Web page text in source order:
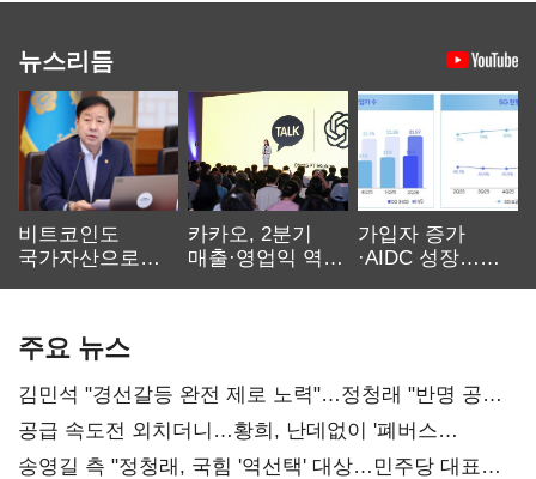
뉴스리듬
비트코인도
국가자산으로…'
카카오, 2분기
매출·영업익 역대
가입자 증가
·AIDC 성장…
주요 뉴스
김민석 "경선갈등 완전 제로 노력"…정청래 "반명 공세
사과부터"
공급 속도전 외치더니…황희, 난데없이 '폐버스
리모델링' 제안
송영길 측 "정청래, 국힘 '역선택' 대상…민주당 대표로